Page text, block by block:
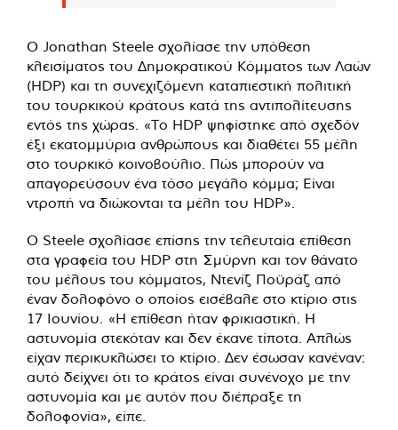
Ο Jonathan Steele σχολίασε την υπόθεση
κλεισίματος του Δημοκρατικού Κόμματος των Λαών
(HDP) και τη συνεχιζόμενη καταπιεστική πολιτική
του τουρκικού κράτους κατά της αντιπολίτευσης
εντός της χώρας. «Το HDP ψηφίστηκε από σχεδόν
έξι εκατομμύρια ανθρώπους και διαθέτει 55 μέλη
στο τουρκικό κοινοβούλιο. Πώς μπορούν να
απαγορεύσουν ένα τόσο μεγάλο κόμμα; Είναι
ντροπή να διώκονται τα μέλη του HDP».
Ο Steele σχολίασε επίσης την τελευταία επίθεση
στα γραφεία του HDP στη Σμύρνη και τον θάνατο
του μέλους του κόμματος, Ντενίζ Ποϋράζ από
έναν δολοφόνο ο οποίος εισέβαλε στο κτίριο στις
17 Ιουνίου. «Η επίθεση ήταν φρικιαστική. Η
αστυνομία στεκόταν και δεν έκανε τίποτα. Απλώς
είχαν περικυκλώσει το κτίριο. Δεν έσωσαν κανέναν:
αυτό δείχνει ότι το κράτος είναι συνένοχο με την
αστυνομία και με αυτόν που διέπραξε τη
δολοφονία», είπε.